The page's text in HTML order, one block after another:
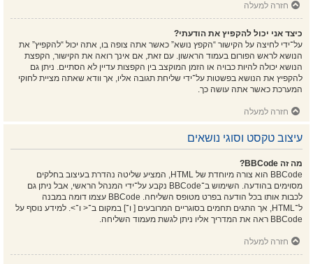
חזרה למעלה
כיצד אני יכול להקפיץ את הודעתי?
על־ידי לחיצה על הקישור “הקפץ נושא” כאשר אתה צופה בו, אתה יכול “להקפיץ” את
הנושא לראש הפורום בעמוד הראשון. עם זאת, אם אינך רואה את הקישור, הקפצת
הנושא יכולה להיות כבויה או הזמן המוקצב בין הקפצות עדיין לא הסתיים. ניתן גם
להקפיץ את הנושא בפשטות על־ידי שליחת תגובה אליו, אך וודא שאתה מציית לחוקי
המערכת כאשר אתה עושה כך.
חזרה למעלה
עיצוב טקסט וסוגי נושאים
מה זה BBCode?
BBCode הוא צורה מיוחדת של HTML, המציע שליטה נהדרת בעיצוב בחלקים
מסוימים בהודעה. השימוש ב־BBCode נקבע על־ידי המנהל הראשי, אבל ניתן גם
לכבות אותו בכל הודעה בפרט מטופס השליחה. BBCode עצמו דומה במבנה
ל־HTML, אך התגים תחמים בסוגריים המרובעים [ ו־] במקום ב־< ו־>. למידע נוסף על
BBCode ראה את המדריך אליו ניתן לגשת מעמוד השליחה.
חזרה למעלה